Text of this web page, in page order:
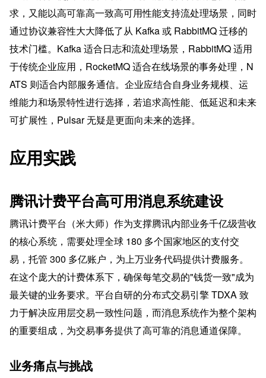
求，又能以高可靠高一致高可用性能支持流处理场景，同时
通过协议兼容性大大降低了从 Kafka 或 RabbitMQ 迁移的
技术门槛。Kafka 适合日志和流处理场景，RabbitMQ 适用
于传统企业应用，RocketMQ 适合在线场景的事务处理，N
ATS 则适合内部服务通信。企业应结合自身业务规模、运
维能力和场景特性进行选择，若追求高性能、低延迟和未来
可扩展性，Pulsar 无疑是更面向未来的选择。
应用实践
腾讯计费平台高可用消息系统建设
腾讯计费平台（米大师）作为支撑腾讯内部业务千亿级营收
的核心系统，需要处理全球 180 多个国家地区的支付交
易，托管 300 多亿账户，为上万业务代码提供计费服务。
在这个庞大的计费体系下，确保每笔交易的"钱货一致"成为
最关键的业务要求。平台自研的分布式交易引擎 TDXA 致
力于解决应用层交易一致性问题，而消息系统作为整个架构
的重要组成，为交易事务提供了高可靠的消息通道保障。
业务痛点与挑战